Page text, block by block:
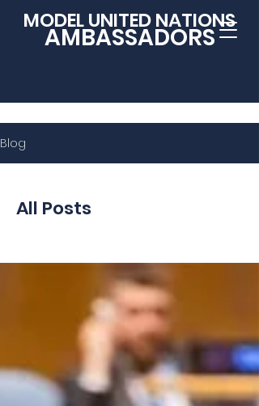
MODEL UNITED NATIONS
AMBASSADORS
Blog
All Posts